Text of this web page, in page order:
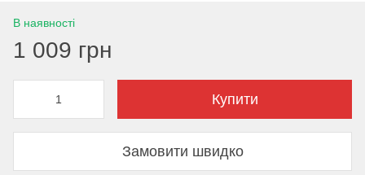
В наявності
1 009 грн
Купити
Замовити швидко